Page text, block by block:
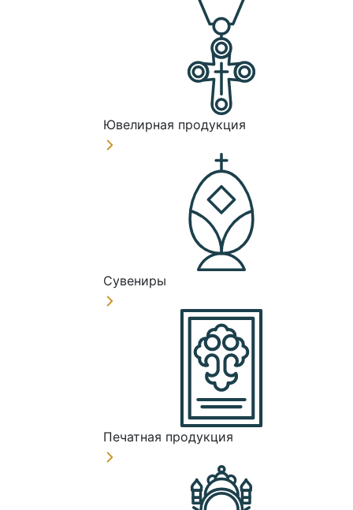
Ювелирная продукция
Сувениры
Печатная продукция